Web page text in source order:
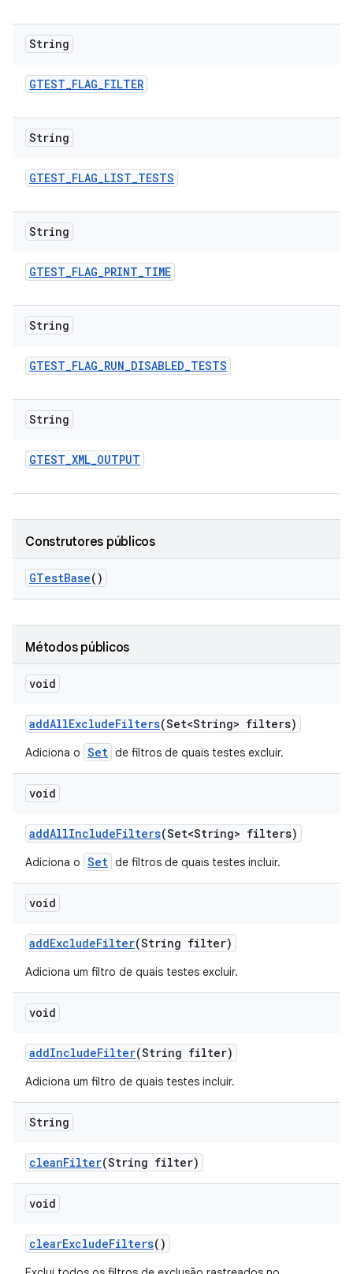
String
GTEST_FLAG_FILTER
String
GTEST_FLAG_LIST_TESTS
String
GTEST_FLAG_PRINT_TIME
String
GTEST_FLAG_RUN_DISABLED_TESTS
String
GTEST_XML_OUTPUT
Construtores públicos
GTestBase()
Métodos públicos
void
addAllExcludeFilters(Set<String> filters)
Adiciona o Set de filtros de quais testes excluir.
void
addAllIncludeFilters(Set<String> filters)
Adiciona o Set de filtros de quais testes incluir.
void
addExcludeFilter(String filter)
Adiciona um filtro de quais testes excluir.
void
addIncludeFilter(String filter)
Adiciona um filtro de quais testes incluir.
String
cleanFilter(String filter)
void
clearExcludeFilters()